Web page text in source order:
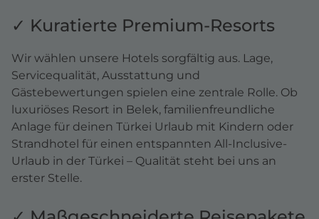
✓ Kuratierte Premium-Resorts
Wir wählen unsere Hotels sorgfältig aus. Lage,
Servicequalität, Ausstattung und
Gästebewertungen spielen eine zentrale Rolle. Ob
luxuriöses Resort in Belek, familienfreundliche
Anlage für deinen Türkei Urlaub mit Kindern oder
Strandhotel für einen entspannten All-Inclusive-
Urlaub in der Türkei – Qualität steht bei uns an
erster Stelle.